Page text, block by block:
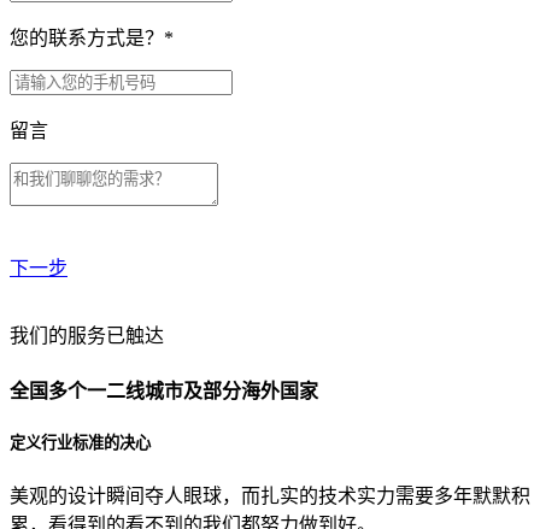
您的联系方式是？ *
留言
下一步
贵公司预算范围是？
贵公司的团队规模是？
目前主要的营销渠道是？
我们的服务已触达
全国多个一二线城市及部分海外国家
定义行业标准的决心
美观的设计瞬间夺人眼球，而扎实的技术实力需要多年默默积
累，看得到的看不到的我们都努力做到好。